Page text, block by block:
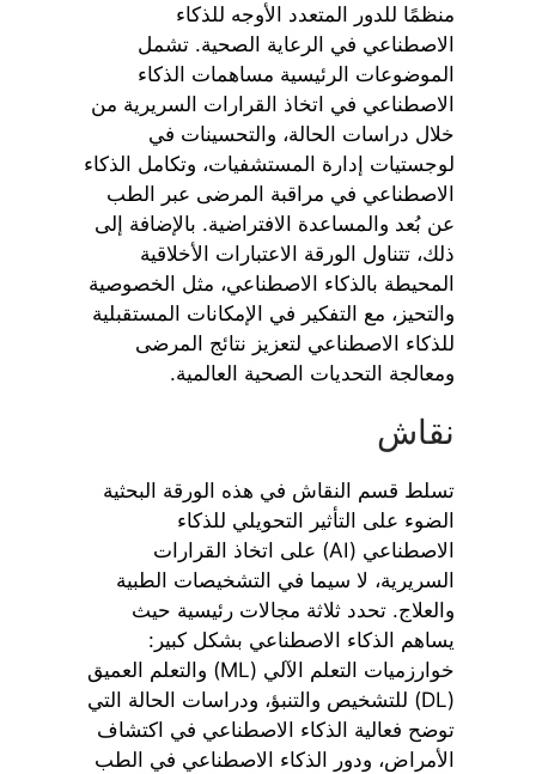
منظمًا للدور المتعدد الأوجه للذكاء
الاصطناعي في الرعاية الصحية. تشمل
الموضوعات الرئيسية مساهمات الذكاء
الاصطناعي في اتخاذ القرارات السريرية من
خلال دراسات الحالة، والتحسينات في
لوجستيات إدارة المستشفيات، وتكامل الذكاء
الاصطناعي في مراقبة المرضى عبر الطب
عن بُعد والمساعدة الافتراضية. بالإضافة إلى
ذلك، تتناول الورقة الاعتبارات الأخلاقية
المحيطة بالذكاء الاصطناعي، مثل الخصوصية
والتحيز، مع التفكير في الإمكانات المستقبلية
للذكاء الاصطناعي لتعزيز نتائج المرضى
ومعالجة التحديات الصحية العالمية.
نقاش
تسلط قسم النقاش في هذه الورقة البحثية
الضوء على التأثير التحويلي للذكاء
الاصطناعي (AI) على اتخاذ القرارات
السريرية، لا سيما في التشخيصات الطبية
والعلاج. تحدد ثلاثة مجالات رئيسية حيث
يساهم الذكاء الاصطناعي بشكل كبير:
خوارزميات التعلم الآلي (ML) والتعلم العميق
(DL) للتشخيص والتنبؤ، ودراسات الحالة التي
توضح فعالية الذكاء الاصطناعي في اكتشاف
الأمراض، ودور الذكاء الاصطناعي في الطب